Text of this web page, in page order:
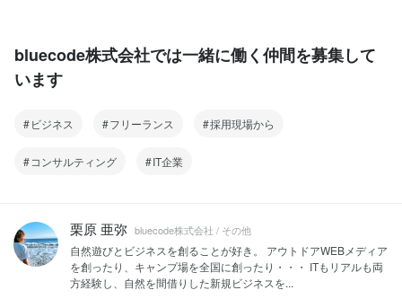
bluecode株式会社では一緒に働く仲間を募集して
います
ビジネス フリーランス 採用現場から
コンサルティング IT企業
栗原 亜弥 bluecode株式会社 / その他
自然遊びとビジネスを創ることが好き。 アウトドアWEBメディア
を創ったり、キャンプ場を全国に創ったり・・・ ITもリアルも両
方経験し、自然を間借りした新規ビジネスを...